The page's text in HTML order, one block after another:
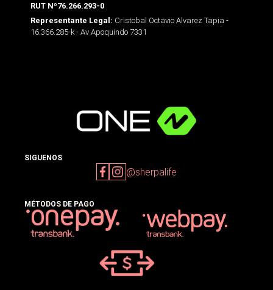
RUT Nº76.266.293-0
Representante Legal: Cristobal Octavio Alvarez Tapia -
16.366.285-k - Av Apoquindo 7331
SIGUENOS
@sherpalife
MÉTODOS DE PAGO